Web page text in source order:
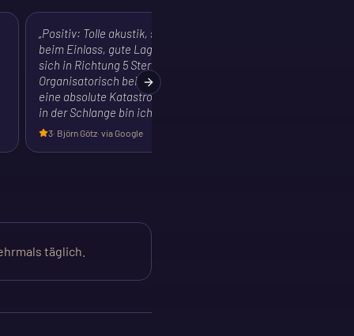
„Positiv: Tolle akustik, schnelle Abarbeitung
beim Einlass, gute Lage. Eigentlich hat man
sich in Richtung 5 Sterne bewegt... Aber:
Organisatorisch bei dem Getränkeverkauf
eine absolute Katastrophe. Nach 30 Minuten
in der Schlange bin ich d…
3· Björn Götz· via Google
Next slide
täglich.